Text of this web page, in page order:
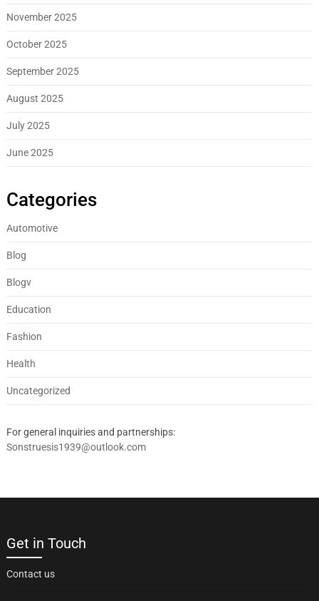
November 2025
October 2025
September 2025
August 2025
July 2025
June 2025
Categories
Automotive
Blog
Blogv
Education
Fashion
Health
Uncategorized
For general inquiries and partnerships:
Sonstruesis1939@outlook.com
Get in Touch
Contact us